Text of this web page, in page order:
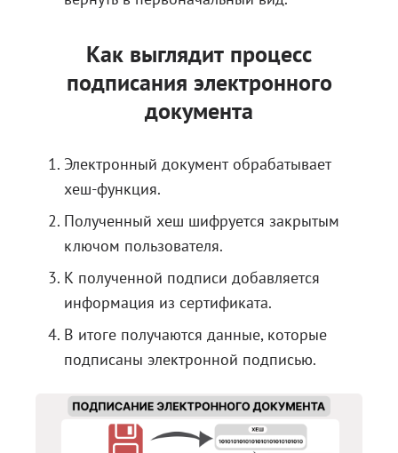
Как выглядит процесс
подписания электронного
документа
Электронный документ обрабатывает
хеш-функция.
Полученный хеш шифруется закрытым
ключом пользователя.
К полученной подписи добавляется
информация из сертификата.
В итоге получаются данные, которые
подписаны электронной подписью.